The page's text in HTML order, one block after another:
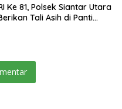
Ke 81, Polsek Siantar Utara
Tali Asih di Panti